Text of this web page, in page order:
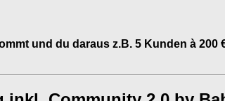
und du daraus z.B. 5 Kunden à